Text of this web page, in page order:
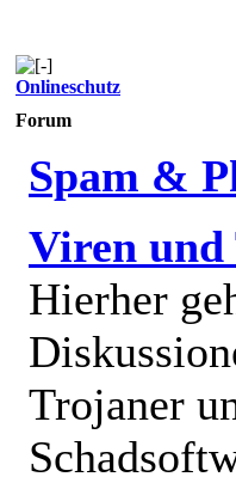
Onlineschutz
Forum
Spam &
Viren
Hierher
Trojaner